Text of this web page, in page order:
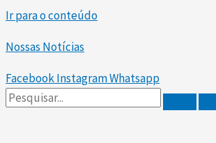
Ir para o conteúdo
Nossas Notícias
FacebookInstagramWhatsapp